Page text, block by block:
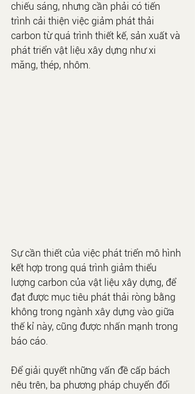
chiếu sáng, nhưng cần phải có tiến
trình cải thiện việc giảm phát thải
carbon từ quá trình thiết kế, sản xuất và
phát triển vật liệu xây dựng như xi
măng, thép, nhôm.
Sự cần thiết của việc phát triển mô hình
kết hợp trong quá trình giảm thiểu
lượng carbon của vật liệu xây dựng, để
đạt được mục tiêu phát thải ròng bằng
không trong ngành xây dựng vào giữa
thế kỉ này, cũng được nhấn mạnh trong
báo cáo.
Để giải quyết những vấn đề cấp bách
nêu trên, ba phương pháp chuyển đổi